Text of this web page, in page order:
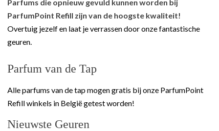
Parfums die opnieuw gevuld kunnen worden bij
ParfumPoint Refill zijn van de hoogste kwaliteit!
Overtuig jezelf en laat je verrassen door onze fantastische
geuren.
Parfum van de Tap
Alle parfums van de tap mogen gratis bij onze ParfumPoint
Refill winkels in België getest worden!
Nieuwste Geuren